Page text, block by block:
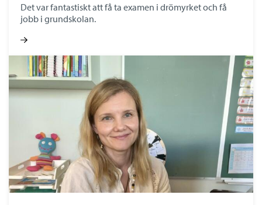
Det var fantastiskt att få ta examen i drömyrket och få
jobb i grundskolan.